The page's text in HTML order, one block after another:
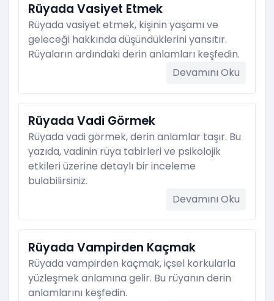
Rüyada Vasiyet Etmek
Rüyada vasiyet etmek, kişinin yaşamı ve
geleceği hakkında düşündüklerini yansıtır.
Rüyaların ardındaki derin anlamları keşfedin.
Devamını Oku
Rüyada Vadi Görmek
Rüyada vadi görmek, derin anlamlar taşır. Bu
yazıda, vadinin rüya tabirleri ve psikolojik
etkileri üzerine detaylı bir inceleme
bulabilirsiniz.
Devamını Oku
Rüyada Vampirden Kaçmak
Rüyada vampirden kaçmak, içsel korkularla
yüzleşmek anlamına gelir. Bu rüyanın derin
anlamlarını keşfedin.